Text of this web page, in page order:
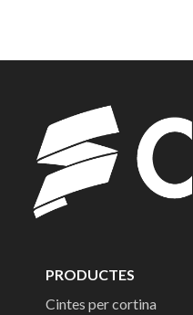
PRODUCTES
Cintes per cortina